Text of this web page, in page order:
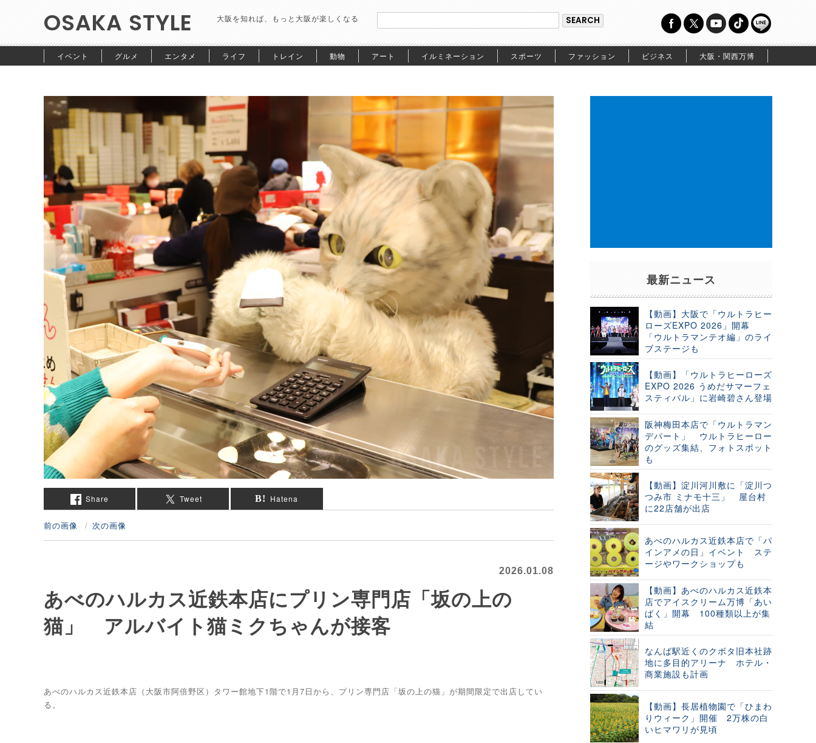
OSAKA STYLE 大阪を知れば、もっと大阪が楽しくなる
イベント グルメ エンタメ ライフ トレイン 動物 アート イルミネーション スポーツ ファッション ビジネス 大阪・関西万博
Share Tweet Hatena
前の画像 次の画像
2026.01.08
あべのハルカス近鉄本店にプリン専門店「坂の上の
猫」 アルバイト猫ミクちゃんが接客
あべのハルカス近鉄本店（大阪市阿倍野区）タワー館地下1階で1月7日から、プリン専門店「坂の上の猫」が期間限定で出店してい
る。
最新ニュース
【動画】大阪で「ウルトラヒー
ローズEXPO 2026」開幕
「ウルトラマンテオ編」のライ
ブステージも
【動画】「ウルトラヒーローズ
EXPO 2026 うめだサマーフェ
スティバル」に岩崎碧さん登場
阪神梅田本店で「ウルトラマン
デパート」 ウルトラヒーロー
のグッズ集結、フォトスポット
も
【動画】淀川河川敷に「淀川つ
つみ市 ミナモ十三」 屋台村
に22店舗が出店
あべのハルカス近鉄本店で「パ
インアメの日」イベント ステ
ージやワークショップも
【動画】あべのハルカス近鉄本
店でアイスクリーム万博「あい
ぱく」開幕 100種類以上が集
結
なんば駅近くのクボタ旧本社跡
地に多目的アリーナ ホテル・
商業施設も計画
【動画】長居植物園で「ひまわ
りウィーク」開催 2万株の白
いヒマワリが見頃